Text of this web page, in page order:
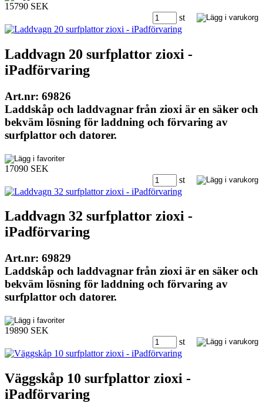
15790 SEK
st
Laddvagn 20 surfplattor zioxi -
iPadförvaring
Art.nr: 69826
Laddskåp och laddvagnar från zioxi är en säker och
bekväm lösning för laddning och förvaring av
surfplattor och datorer.
17090 SEK
st
Laddvagn 32 surfplattor zioxi -
iPadförvaring
Art.nr: 69829
Laddskåp och laddvagnar från zioxi är en säker och
bekväm lösning för laddning och förvaring av
surfplattor och datorer.
19890 SEK
st
Väggskåp 10 surfplattor zioxi -
iPadförvaring